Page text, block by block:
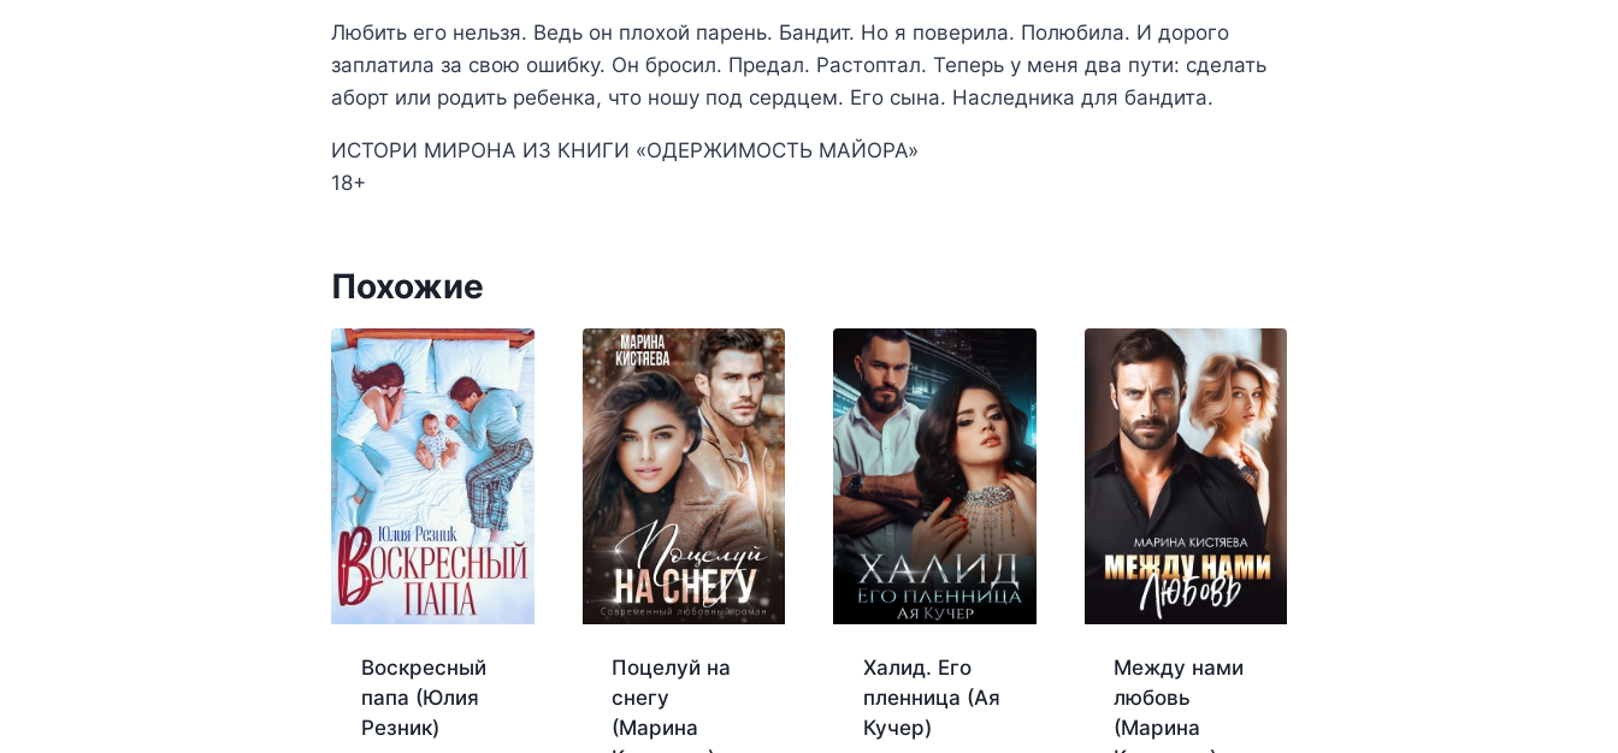
Любить его нельзя. Ведь он плохой парень. Бандит. Но я поверила. Полюбила. И дорого
заплатила за свою ошибку. Он бросил. Предал. Растоптал. Теперь у меня два пути: сделать
аборт или родить ребенка, что ношу под сердцем. Его сына. Наследника для бандита.
ИСТОРИ МИРОНА ИЗ КНИГИ «ОДЕРЖИМОСТЬ МАЙОРА»
18+
Похожие
Воскресный
папа (Юлия
Резник)
Поцелуй на
снегу
(Марина
Халид. Его
пленница (Ая
Кучер)
Между нами
любовь
(Марина